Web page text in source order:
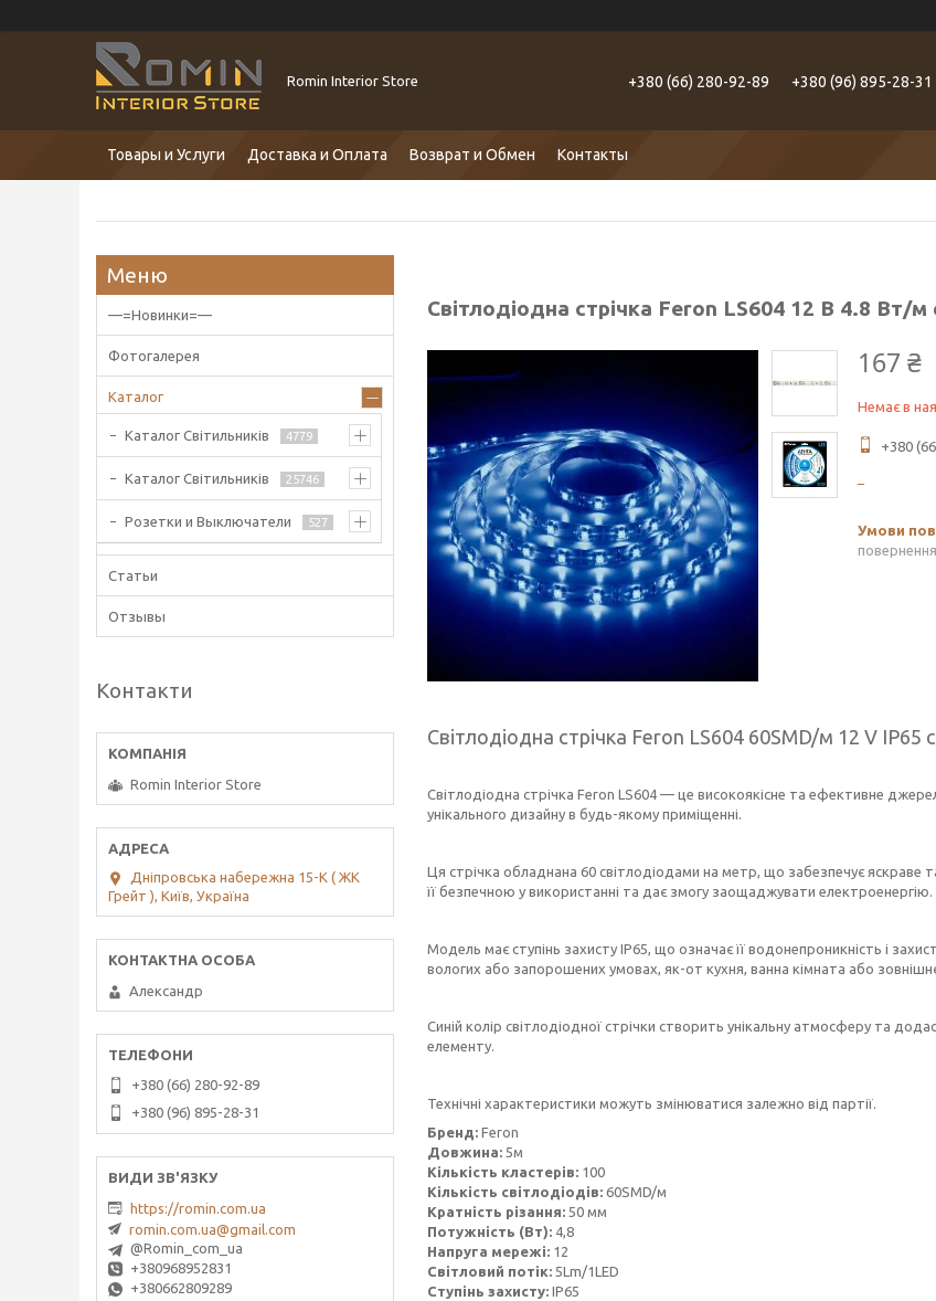
Romin Interior Store +380 (66) 280-92-89 +380 (96) 895-28-31
Товары и Услуги Доставка и Оплата Возврат и Обмен Контакты
Світлодіодна стрічка Feron LS604 12 В 4.8 Вт/м
167 ₴
Немає в
+380
Світлодіодна стрічка Feron LS604 60SMD/м 12 V IP65
Світлодіодна стрічка Feron LS604 — це високоякісне та ефективне
унікального дизайну в будь-якому приміщенні.
Ця стрічка обладнана 60 світлодіодами на метр, що забезпечує яскраве
її безпечною у використанні та дає змогу заощаджувати електроенергію.
Модель має ступінь захисту IP65, що означає її водонепроникність і
вологих або запорошених умовах, як-от кухня, ванна кімната або
Синій колір світлодіодної стрічки створить унікальну атмосферу та
елементу.
Технічні характеристики можуть змінюватися залежно від партії.
Бренд: Feron
Довжина: 5м
Кількість кластерів: 100
Кількість світлодіодів: 60SMD/м
Кратність різання: 50 мм
Потужність (Вт): 4,8
Напруга мережі: 12
Світловий потік: 5Lm/1LED
Ступінь захисту: IP65
—=Новинки=—
Фотогалерея
Каталог
Каталог Світильників 4779
Каталог Світильників 25746
Розетки и Выключатели 527
Статьи
Отзывы
Контакти
Romin Interior Store
Дніпровська набережна 15-К ( ЖК
Грейт ), Київ, Україна
Александр
+380 (66) 280-92-89
+380 (96) 895-28-31
https://romin.com.ua
romin.com.ua@gmail.com
@Romin_com_ua
+380968952831
+380662809289